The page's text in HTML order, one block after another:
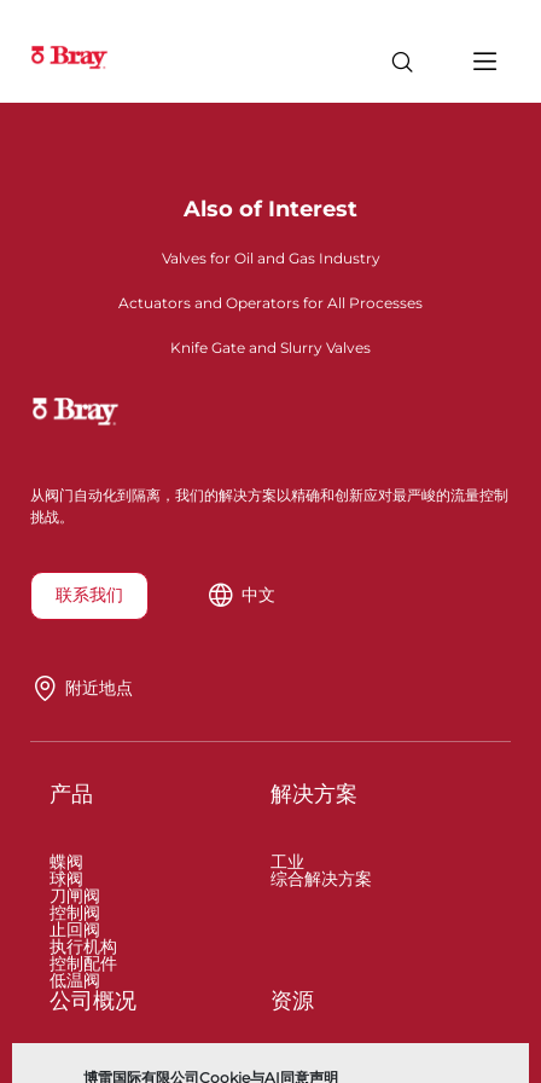
博雷国际有限公司Cookie与AI同意声明
Also of Interest
Valves for Oil and Gas Industry
Actuators and Operators for All Processes
Knife Gate and Slurry Valves
从阀门自动化到隔离，我们的解决方案以精确和创新应对最严峻的流量控制
挑战。
联系我们 中文
附近地点
产品
蝶阀
球阀
刀闸阀
控制阀
止回阀
执行机构
控制配件
低温阀
解决方案
工业
综合解决方案
公司概况 资源
文档